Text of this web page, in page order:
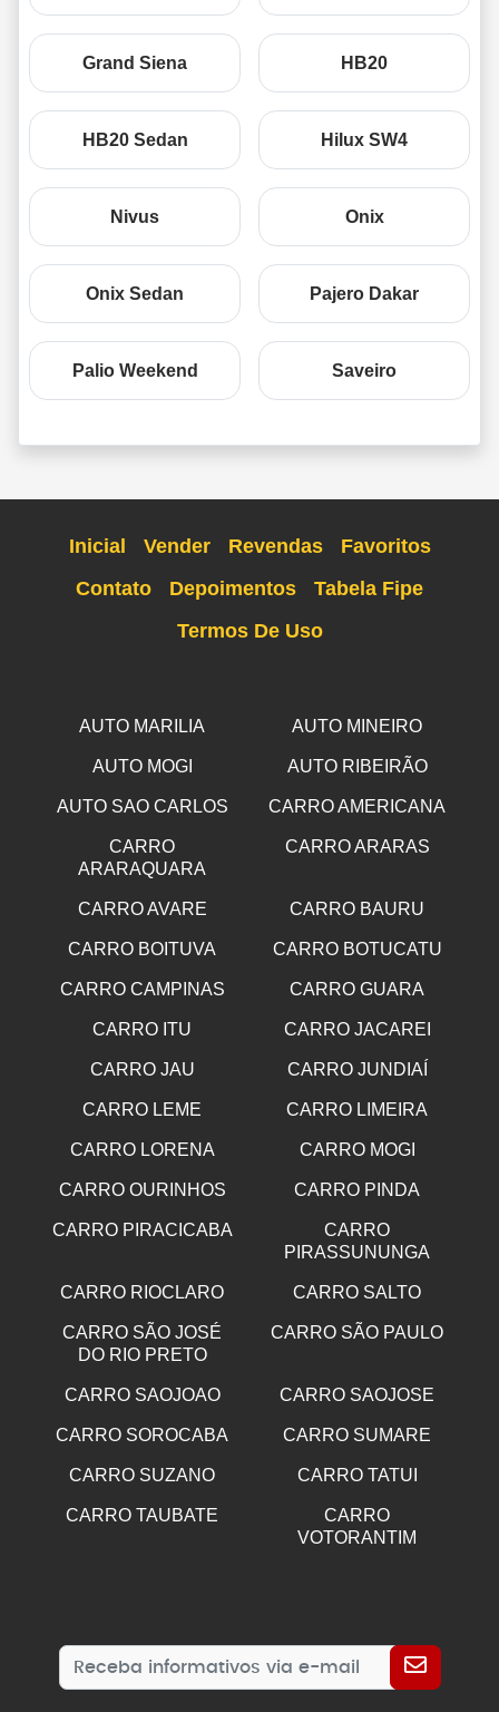
Grand Siena HB20
HB20 Sedan Hilux SW4
Nivus Onix
Onix Sedan Pajero Dakar
Palio Weekend Saveiro
Inicial Vender Revendas
Favoritos
Contato
Depoimentos
Tabela Fipe
Termos De Uso
AUTO MARILIA AUTO MINEIRO
AUTO MOGI AUTO RIBEIRÃO
AUTO SAO CARLOS CARRO AMERICANA
CARRO
ARARAQUARA
CARRO ARARAS
CARRO AVARE CARRO BAURU
CARRO BOITUVA CARRO BOTUCATU
CARRO CAMPINAS CARRO GUARA
CARRO ITU CARRO JACAREI
CARRO JAU CARRO JUNDIAÍ
CARRO LEME CARRO LIMEIRA
CARRO LORENA CARRO MOGI
CARRO OURINHOS CARRO PINDA
CARRO PIRACICABA
CARRO
PIRASSUNUNGA
CARRO RIOCLARO CARRO SALTO
CARRO SÃO JOSÉ
DO RIO PRETO
CARRO SÃO PAULO
CARRO SAOJOAO CARRO SAOJOSE
CARRO SOROCABA CARRO SUMARE
CARRO SUZANO CARRO TATUI
CARRO TAUBATE
CARRO
VOTORANTIM